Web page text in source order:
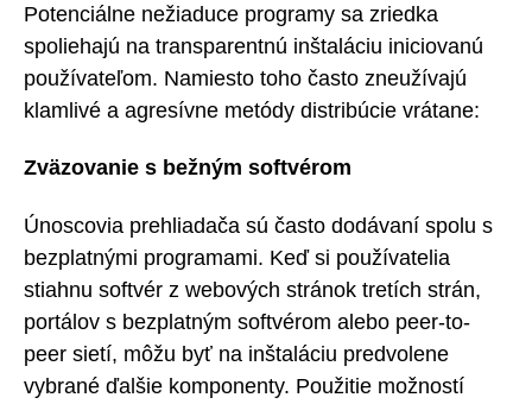
Potenciálne nežiaduce programy sa zriedka
spoliehajú na transparentnú inštaláciu iniciovanú
používateľom. Namiesto toho často zneužívajú
klamlivé a agresívne metódy distribúcie vrátane:
Zväzovanie s bežným softvérom
Únoscovia prehliadača sú často dodávaní spolu s
bezplatnými programami. Keď si používatelia
stiahnu softvér z webových stránok tretích strán,
portálov s bezplatným softvérom alebo peer-to-
peer sietí, môžu byť na inštaláciu predvolene
vybrané ďalšie komponenty. Použitie možností